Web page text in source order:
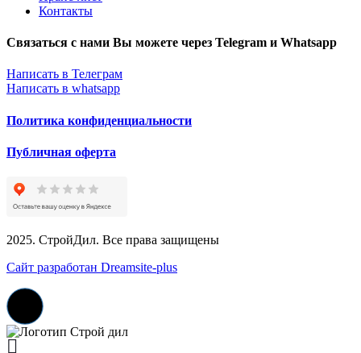
Контакты
Связаться с нами Вы можете через Telegram и Whatsapp
Написать в Телеграм
Написать в whatsapp
Политика конфиденциальности
Публичная оферта
2025. СтройДил. Все права защищены
Сайт разработан Dreamsite-plus